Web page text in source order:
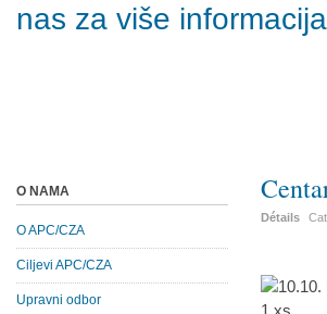
nas za više
Détails
O NAMA
O APC/CZA
Ciljevi APC/CZA
Upravni odbor